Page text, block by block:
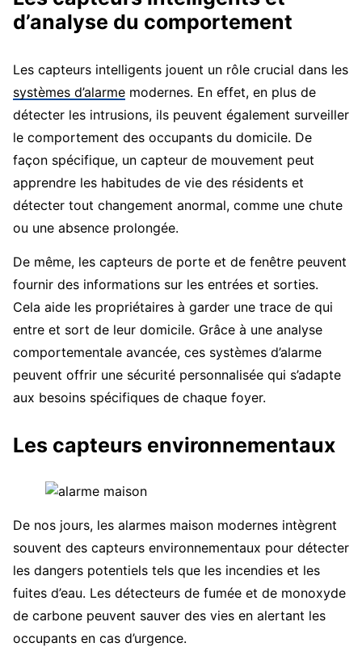
d’analyse du comportement
Les capteurs intelligents jouent un rôle crucial dans les
systèmes d’alarme modernes. En effet, en plus de
détecter les intrusions, ils peuvent également surveiller
le comportement des occupants du domicile. De
façon spécifique, un capteur de mouvement peut
apprendre les habitudes de vie des résidents et
détecter tout changement anormal, comme une chute
ou une absence prolongée.
De même, les capteurs de porte et de fenêtre peuvent
fournir des informations sur les entrées et sorties.
Cela aide les propriétaires à garder une trace de qui
entre et sort de leur domicile. Grâce à une analyse
comportementale avancée, ces systèmes d’alarme
peuvent offrir une sécurité personnalisée qui s’adapte
aux besoins spécifiques de chaque foyer.
Les capteurs environnementaux
De nos jours, les alarmes maison modernes intègrent
souvent des capteurs environnementaux pour détecter
les dangers potentiels tels que les incendies et les
fuites d’eau. Les détecteurs de fumée et de monoxyde
de carbone peuvent sauver des vies en alertant les
occupants en cas d’urgence.